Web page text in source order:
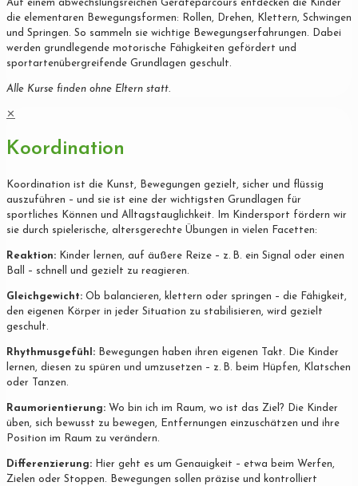
Auf einem abwechslungsreichen Geräteparcours entdecken die Kinder
die elementaren Bewegungsformen: Rollen, Drehen, Klettern, Schwingen
und Springen. So sammeln sie wichtige Bewegungserfahrungen. Dabei
werden grundlegende motorische Fähigkeiten gefördert und
sportartenübergreifende Grundlagen geschult.
Alle Kurse finden ohne Eltern statt.
✕
Koordination
Koordination ist die Kunst, Bewegungen gezielt, sicher und flüssig
auszuführen – und sie ist eine der wichtigsten Grundlagen für
sportliches Können und Alltagstauglichkeit. Im Kindersport fördern wir
sie durch spielerische, altersgerechte Übungen in vielen Facetten:
Reaktion: Kinder lernen, auf äußere Reize – z. B. ein Signal oder einen
Ball – schnell und gezielt zu reagieren.
Gleichgewicht: Ob balancieren, klettern oder springen – die Fähigkeit,
den eigenen Körper in jeder Situation zu stabilisieren, wird gezielt
geschult.
Rhythmusgefühl: Bewegungen haben ihren eigenen Takt. Die Kinder
lernen, diesen zu spüren und umzusetzen – z. B. beim Hüpfen, Klatschen
oder Tanzen.
Raumorientierung: Wo bin ich im Raum, wo ist das Ziel? Die Kinder
üben, sich bewusst zu bewegen, Entfernungen einzuschätzen und ihre
Position im Raum zu verändern.
Differenzierung: Hier geht es um Genauigkeit – etwa beim Werfen,
Zielen oder Stoppen. Bewegungen sollen präzise und kontrolliert